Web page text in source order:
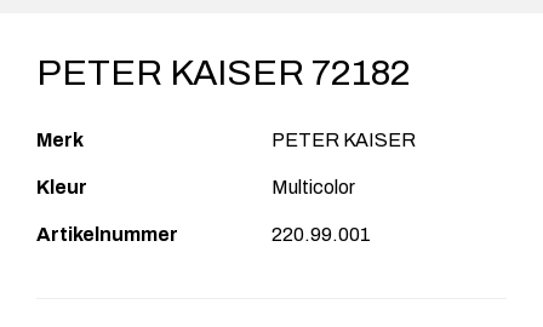
PETER KAISER 72182
Merk PETER KAISER
Kleur Multicolor
Artikelnummer 220.99.001